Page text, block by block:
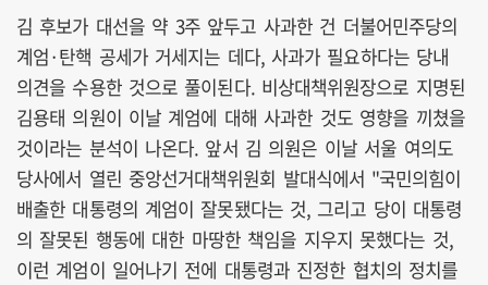
김 후보가 대선을 약 3주 앞두고 사과한 건 더불어민주당의
계엄·탄핵 공세가 거세지는 데다, 사과가 필요하다는 당내
의견을 수용한 것으로 풀이된다. 비상대책위원장으로 지명된
김용태 의원이 이날 계엄에 대해 사과한 것도 영향을 끼쳤을
것이라는 분석이 나온다. 앞서 김 의원은 이날 서울 여의도
당사에서 열린 중앙선거대책위원회 발대식에서 "국민의힘이
배출한 대통령의 계엄이 잘못됐다는 것, 그리고 당이 대통령
의 잘못된 행동에 대한 마땅한 책임을 지우지 못했다는 것,
이런 계엄이 일어나기 전에 대통령과 진정한 협치의 정치를